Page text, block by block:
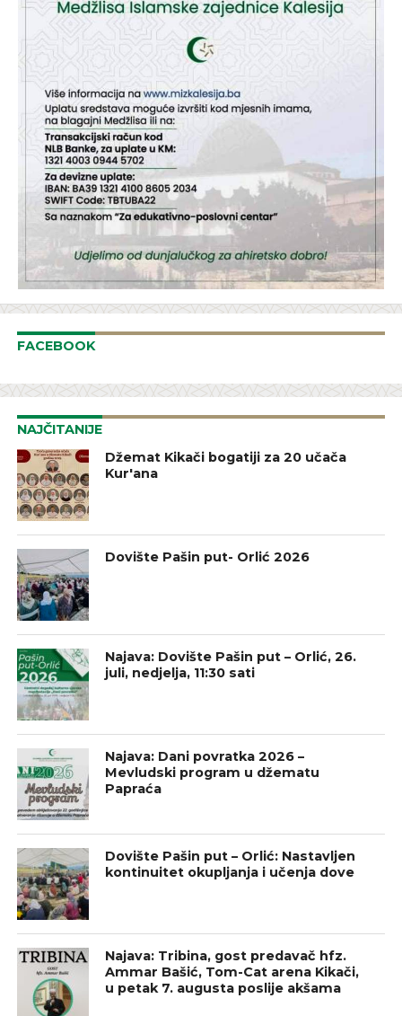
FACEBOOK
NAJČITANIJE
Džemat Kikači bogatiji za 20 učača
Kur'ana
Dovište Pašin put- Orlić 2026
Najava: Dovište Pašin put – Orlić, 26.
juli, nedjelja, 11:30 sati
Najava: Dani povratka 2026 –
Mevludski program u džematu
Papraća
Dovište Pašin put – Orlić: Nastavljen
kontinuitet okupljanja i učenja dove
Najava: Tribina, gost predavač hfz.
Ammar Bašić, Tom-Cat arena Kikači,
u petak 7. augusta poslije akšama